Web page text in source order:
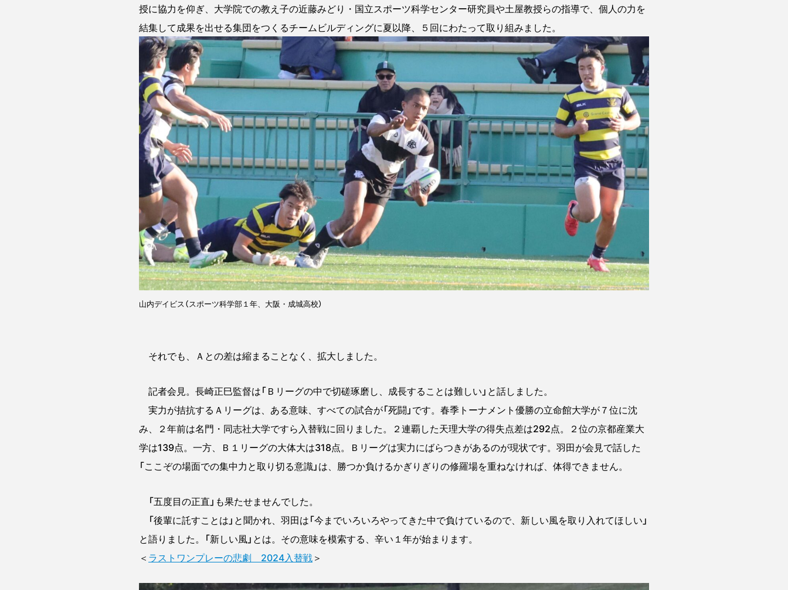
授に協力を仰ぎ、大学院での教え子の近藤みどり・国立スポーツ科学センター研究員や土屋教授らの指導で、個人の力を
結集して成果を出せる集団をつくるチームビルディングに夏以降、５回にわたって取り組みました。
山内デイビス（スポーツ科学部１年、大阪・成城高校）
それでも、Ａとの差は縮まることなく、拡大しました。
記者会見。長崎正巳監督は「Ｂリーグの中で切磋琢磨し、成長することは難しい」と話しました。
実力が拮抗するＡリーグは、ある意味、すべての試合が「死闘」です。春季トーナメント優勝の立命館大学が７位に沈
み、２年前は名門・同志社大学ですら入替戦に回りました。２連覇した天理大学の得失点差は292点。２位の京都産業大
学は139点。一方、Ｂ１リーグの大体大は318点。Ｂリーグは実力にばらつきがあるのが現状です。羽田が会見で話した
「ここぞの場面での集中力と取り切る意識」は、勝つか負けるかぎりぎりの修羅場を重ねなければ、体得できません。
「五度目の正直」も果たせませんでした。
「後輩に託すことは」と聞かれ、羽田は「今までいろいろやってきた中で負けているので、新しい風を取り入れてほしい」
と語りました。「新しい風」とは。その意味を模索する、辛い１年が始まります。
＜ ラストワンプレーの悲劇 2024入替戦＞